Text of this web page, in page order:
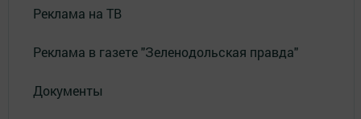
Реклама на ТВ
Реклама в газете "Зеленодольская правда"
Документы